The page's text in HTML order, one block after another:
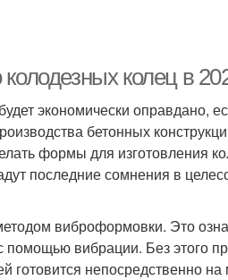
колец в
экономически оправдано,
бетонных
формы для изготовления
последние сомнения в
виброформовки. Это
помощью вибрации. Без этого
готовится непосредственно